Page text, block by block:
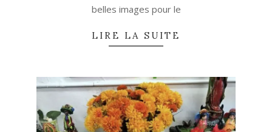
belles images pour le
LIRE LA SUITE